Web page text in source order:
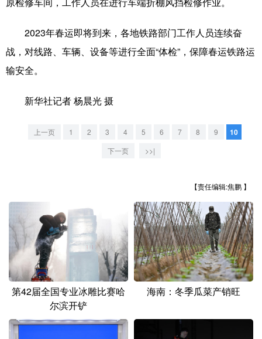
文化产业
北京 天津 河北 山西
江西
山东 河南 湖北 湖南
广东 广西 海南 重庆
四川 贵州 云南 西藏
陕西 甘肃 青海 宁夏
2023年春运即将到来，各地铁路部门工作人员连续奋
战，对线路、车辆、设备等进行全面“体检”，保障春运铁路运
输安全。
新华社记者 杨晨光 摄
上一页 1 2 3 4 5 6 7 8 9 10
下一页 >>|
【责任编辑:焦鹏 】
第42届全国专业冰雕比赛哈
尔滨开铲
海南：冬季瓜菜产销旺